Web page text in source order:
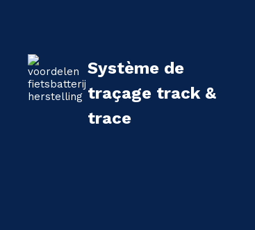
Système de
traçage track &
trace